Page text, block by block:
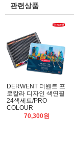
관련상품
DERWENT 더웬트 프
로칼라 디자인 색연필
24색세트/PRO
COLOUR
70,300원